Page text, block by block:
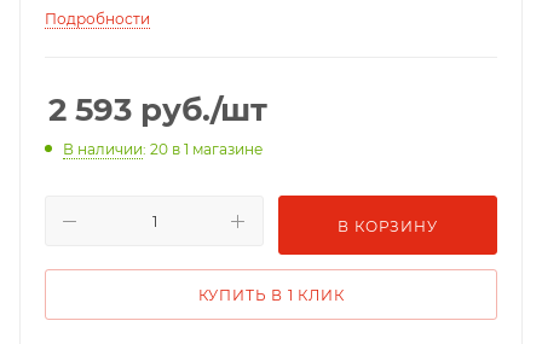
Подробности
2 593 руб./шт
В наличии: 20 в 1 магазине
В КОРЗИНУ
КУПИТЬ В 1 КЛИК